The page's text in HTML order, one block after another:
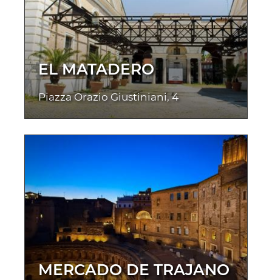
EL MATADERO
Piazza Orazio Giustiniani, 4
MERCADO DE TRAJANO